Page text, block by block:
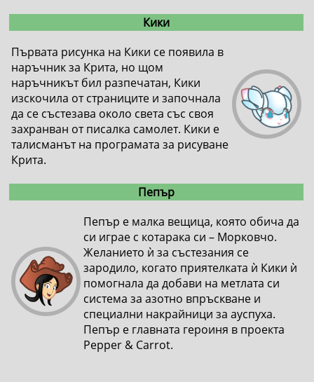
Кики
Първата рисунка на Кики се появила в
наръчник за Крита, но щом
наръчникът бил разпечатан, Кики
изскочила от страниците и започнала
да се състезава около света със своя
захранван от писалка самолет. Кики е
талисманът на програмата за рисуване
Крита.
Пепър
Пепър е малка вещица, която обича да
си играе с котарака си – Морковчо.
Желанието ѝ за състезания се
зародило, когато приятелката ѝ Кики ѝ
помогнала да добави на метлата си
система за азотно впръскване и
специални накрайници за ауспуха.
Пепър е главната героиня в проекта
Pepper & Carrot.